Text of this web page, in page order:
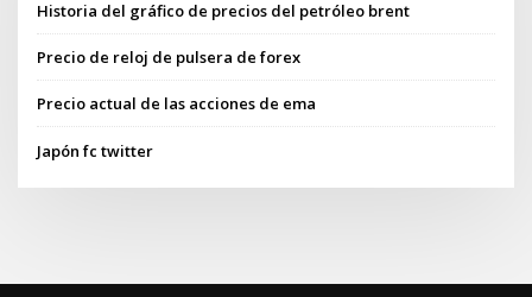
Historia del gráfico de precios del petróleo brent
Precio de reloj de pulsera de forex
Precio actual de las acciones de ema
Japón fc twitter